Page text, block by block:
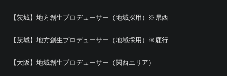
【茨城】地方創生プロデューサー（地域採用）※県西
【茨城】地方創生プロデューサー（地域採用）※鹿行
【大阪】地域創生プロデューサー（関西エリア）